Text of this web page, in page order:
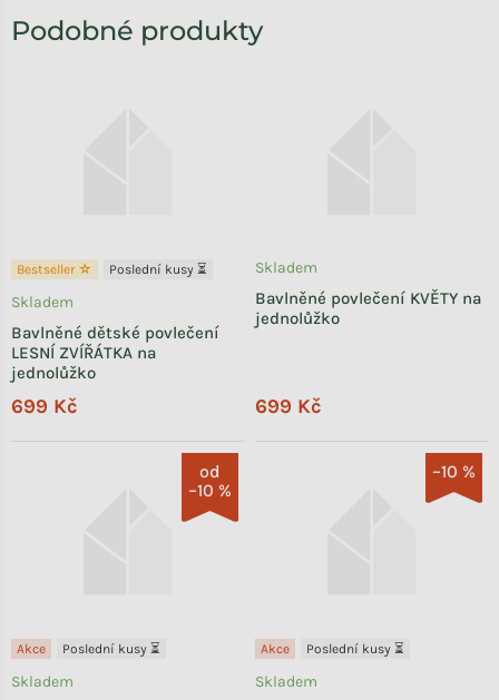
Bestseller ☆ Poslední kusy ⏳
Bavlněné dětské povlečení
LESNÍ ZVÍŘÁTKA na
jednolůžko
Skladem
699 Kč
Bavlněné povlečení KVĚTY na
jednolůžko
Skladem
699 Kč
od
–10 %
Akce Poslední kusy ⏳
Skladem
–10 %
Akce Poslední kusy ⏳
Skladem